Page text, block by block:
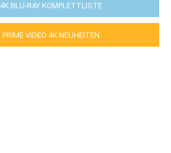
4K BLU-RAY KOMPLETTLISTE
PRIME VIDEO 4K NEUHEITEN